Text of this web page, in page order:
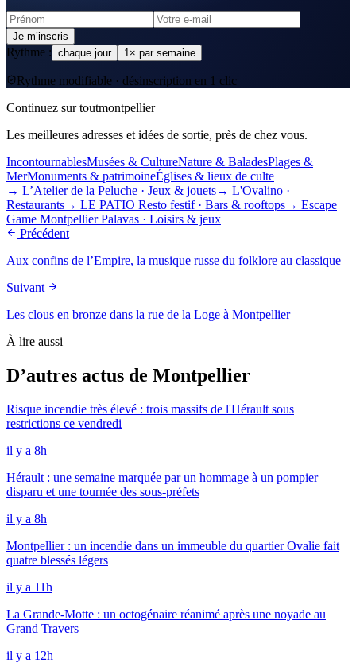
Je m’inscris
Rythme : chaque jour 1× par semaine
Rythme modifiable · désinscription en 1 clic
Continuez sur toutmontpellier
Les meilleures adresses et idées de sortie, près de chez vous.
IncontournablesMusées & CultureNature & BaladesPlages &
MerMonuments & patrimoineÉglises & lieux de culte
→ L’Atelier de la Peluche · Jeux & jouets→ L'Ovalino ·
Restaurants→ LE PATIO Resto festif · Bars & rooftops→ Escape
Game Montpellier Palavas · Loisirs & jeux
Précédent
Aux confins de l’Empire, la musique russe du folklore au classique
Suivant
Les clous en bronze dans la rue de la Loge à Montpellier
À lire aussi
D’autres actus de Montpellier
Risque incendie très élevé : trois massifs de l'Hérault sous
restrictions ce vendredi
il y a 8h
Hérault : une semaine marquée par un hommage à un pompier
disparu et une tournée des sous-préfets
il y a 8h
Montpellier : un incendie dans un immeuble du quartier Ovalie fait
quatre blessés légers
il y a 11h
La Grande-Motte : un octogénaire réanimé après une noyade au
Grand Travers
il y a 12h